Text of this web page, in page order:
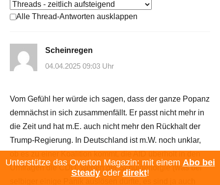
Alle Thread-Antworten ausklappen
Scheinregen
04.04.2025 09:03 Uhr
Vom Gefühl her würde ich sagen, dass der ganze Popanz
demnächst in sich zusammenfällt. Er passt nicht mehr in
die Zeit und hat m.E. auch nicht mehr den Rückhalt der
Trump-Regierung. In Deutschland ist m.W. noch unklar,
Umfragen die CDU, wegen der Schuldenorgie (was bei
Unterstütze das Overton Magazin: mit einem Abo bei
Steadyoder direkt!